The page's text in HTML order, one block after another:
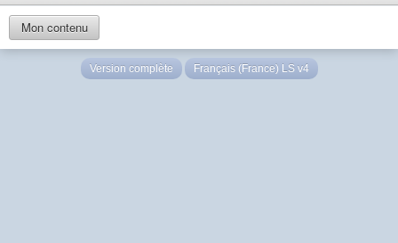
Mon contenu
Version complète Français (France) LS v4